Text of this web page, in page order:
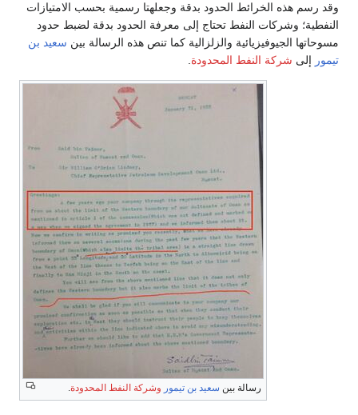
وقد رسم هذه الخرائط الحدود بدقة وجعلهتا رسمية بحسب الامتيازات
النفطية؛ وشركات النفط تحتاج إلى معرفة الحدود بدقة لضبط حدود
مسوحاتها الجيوفيزيائية والزلزالية كما تنص هذه الرسالة بين سعيد بن
تيمور إلى شركة النفط المحدودة
رسالة بين سعيد بن تيمور وشركة النفط المحدودة.